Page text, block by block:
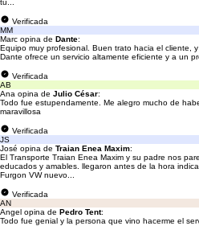
tu...
Verificada
MM
Marc opina de Dante:
Equipo muy profesional. Buen trato hacia el cliente,
Dante ofrece un servicio altamente eficiente y a un
Verificada
AB
Ana opina de Julio César:
Todo fue estupendamente. Me alegro mucho de
maravillosa
Verificada
JS
José opina de Traian Enea Maxim:
El Transporte Traian Enea Maxim y su padre nos
educados y amables. llegaron antes de la hora
Furgon VW nuevo...
Verificada
AN
Angel opina de Pedro Tent:
Todo fue genial y la persona que vino hacerme el